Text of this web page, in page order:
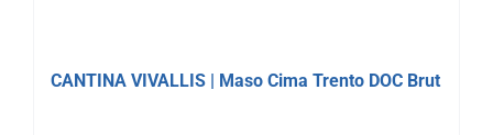
CANTINA VIVALLIS | Maso Cima Trento DOC Brut